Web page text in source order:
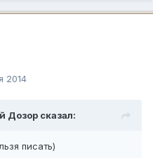
2014
Дозор сказал:
писать)